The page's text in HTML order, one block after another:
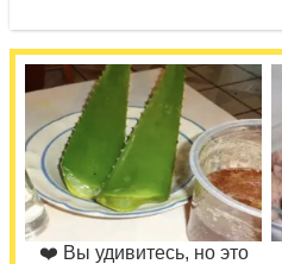
❤️ Вы удивитесь, но это